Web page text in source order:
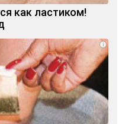
как ластиком!
i